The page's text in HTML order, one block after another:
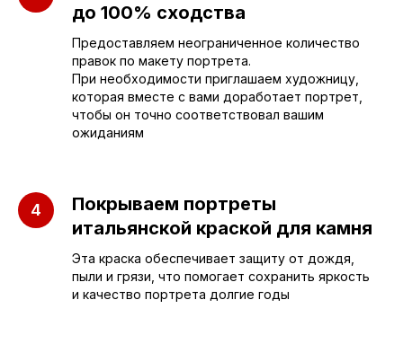
до 100% сходства
Предоставляем неограниченное количество
правок по макету портрета.
При необходимости приглашаем художницу,
которая вместе с вами доработает портрет,
чтобы он точно соответствовал вашим
ожиданиям
Покрываем портреты
итальянской краской для камня
Эта краска обеспечивает защиту от дождя,
пыли и грязи, что помогает сохранить яркость
и качество портрета долгие годы
ПАМЯТНИКИ
Бюджетные
Вертикальные
ИНФОРМАЦИЯ
О компании
3D макеты